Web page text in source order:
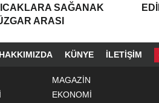
SAĞANAK
ARASI
HAKKIMIZDA KÜNYE İLETIŞIM
MAGAZİN
EKONOMİ